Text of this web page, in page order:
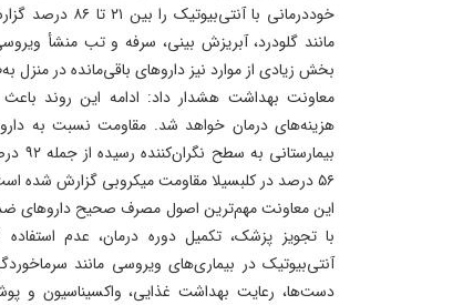
خوددرمانی با
مانند گلودرد، آبریزش بینی، سرفه و تب منشأ
بخش زیادی از موارد نیز داروهای باقی‌مانده در
معاونت بهداشت هشدار داد: ادامه این روند
هزینه‌های درمان خواهد شد. مقاومت نسبت به
۵۶ درصد در کلبسیلا مقاومت میکروبی گزارش شده است.
این معاونت مهم‌ترین اصول مصرف صحیح داروهای
با تجویز پزشک، تکمیل دوره درمان، عدم
آنتی‌بیوتیک در بیماری‌های ویروسی مانند
دست‌ها، رعایت بهداشت غذایی، واکسیناسیون و